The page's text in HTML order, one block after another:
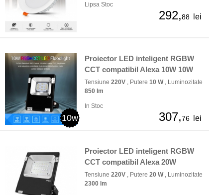
Lipsa Stoc
292,88 lei
10w
Proiector LED inteligent RGBW
CCT compatibil Alexa 10W 10W
Tensiune 220V , Putere 10 W, Luminozitate
850 lm
In Stoc
307,76 lei
Proiector LED inteligent RGBW
CCT compatibil Alexa 20W
Tensiune 220V , Putere 20 W, Luminozitate
2300 lm